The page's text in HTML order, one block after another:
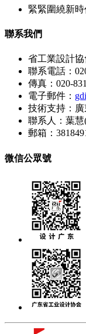
緊緊圍繞新
聯系我們
省工業設計
聯系電話：
傳真：020-
電子郵件：
技術支持：
聯系人：葉慧
郵箱：
微信公眾號